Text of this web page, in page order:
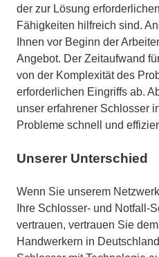
der zur Lösung
Fähigkeiten hilfreich sind.
Ihnen vor Beginn der
Angebot. Der Zeitaufwand
von der Komplexität des
erforderlichen Eingriffs ab.
unser erfahrener Schlosser
Probleme schnell und
Unserer Unterschied
Wenn Sie unserem
Ihre Schlosser- und Notfall-
vertrauen, vertrauen Sie
Handwerkern in